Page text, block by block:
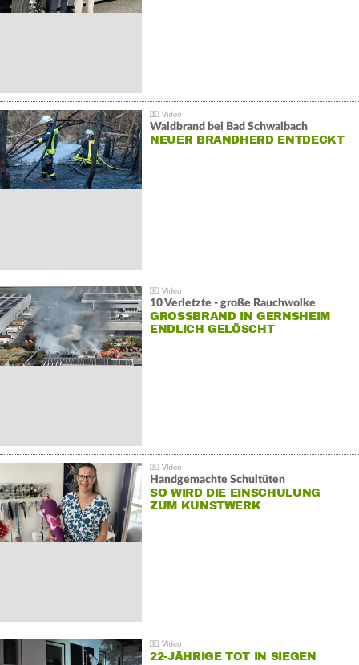
Waldbrand bei Bad Schwalbach
NEUER BRANDHERD ENTDECKT
10 Verletzte - große Rauchwolke
GROSSBRAND IN GERNSHEIM E
NDLICH GELÖSCHT
Handgemachte Schultüten
SO WIRD DIE EINSCHULUNG
ZUM KUNSTWERK
22-JÄHRIGE TOT IN SIEGEN